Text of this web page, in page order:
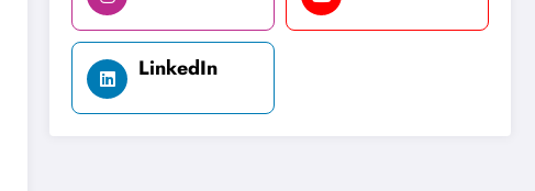
LinkedIn